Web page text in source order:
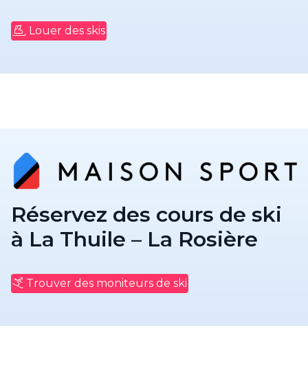
Louer des skis
Réservez des cours de ski
à La Thuile – La Rosière
Trouver des moniteurs de ski